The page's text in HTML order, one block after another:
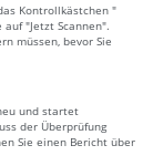
Kontrollkästchen "
"Jetzt Scannen".
müssen, bevor Sie
und startet
der Überprüfung
Sie einen Bericht über